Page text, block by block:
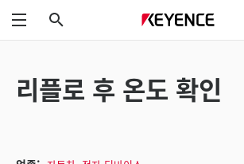
메뉴
리플로 후 온도 확인